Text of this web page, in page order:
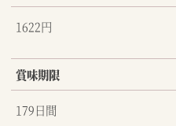
1622円
賞味期限
179日間